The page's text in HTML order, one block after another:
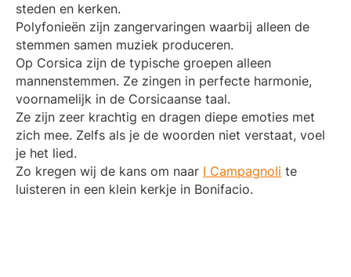
steden en kerken.
Polyfonieën zijn zangervaringen waarbij alleen de
stemmen samen muziek produceren.
Op Corsica zijn de typische groepen alleen
mannenstemmen. Ze zingen in perfecte harmonie,
voornamelijk in de Corsicaanse taal.
Ze zijn zeer krachtig en dragen diepe emoties met
zich mee. Zelfs als je de woorden niet verstaat, voel
je het lied.
Zo kregen wij de kans om naar I Campagnoli te
luisteren in een klein kerkje in Bonifacio.